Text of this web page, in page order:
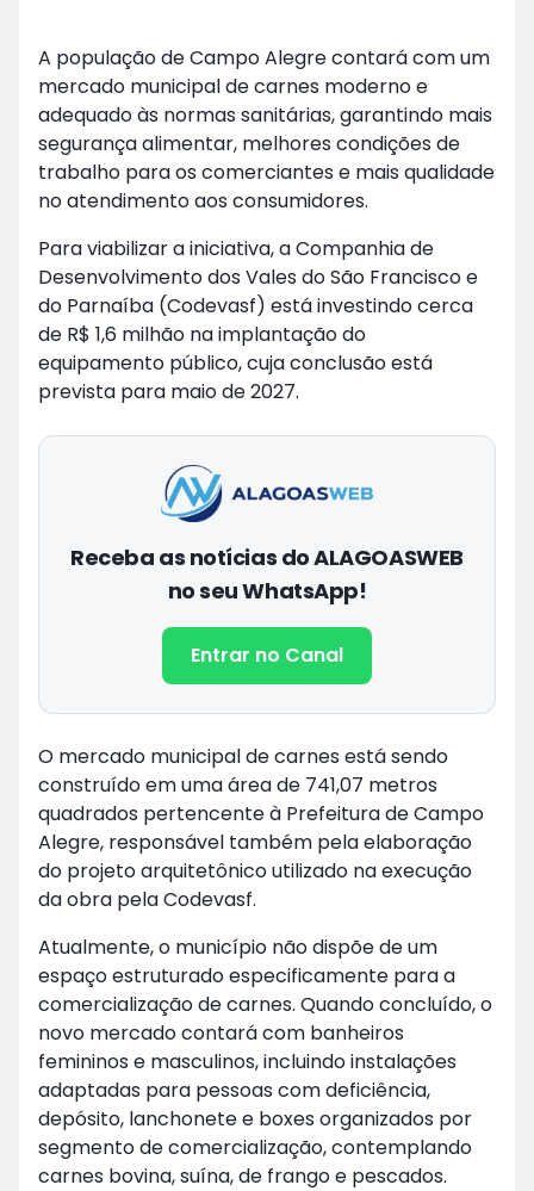
A população de Campo Alegre contará com um
mercado municipal de carnes moderno e
adequado às normas sanitárias, garantindo mais
segurança alimentar, melhores condições de
trabalho para os comerciantes e mais qualidade
no atendimento aos consumidores.
Para viabilizar a iniciativa, a Companhia de
Desenvolvimento dos Vales do São Francisco e
do Parnaíba (Codevasf) está investindo cerca
de R$ 1,6 milhão na implantação do
equipamento público, cuja conclusão está
prevista para maio de 2027.
Receba as notícias do ALAGOASWEB
no seu WhatsApp!
Entrar no Canal
O mercado municipal de carnes está sendo
construído em uma área de 741,07 metros
quadrados pertencente à Prefeitura de Campo
Alegre, responsável também pela elaboração
do projeto arquitetônico utilizado na execução
da obra pela Codevasf.
Atualmente, o município não dispõe de um
espaço estruturado especificamente para a
comercialização de carnes. Quando concluído, o
novo mercado contará com banheiros
femininos e masculinos, incluindo instalações
adaptadas para pessoas com deficiência,
depósito, lanchonete e boxes organizados por
segmento de comercialização, contemplando
carnes bovina, suína, de frango e pescados.